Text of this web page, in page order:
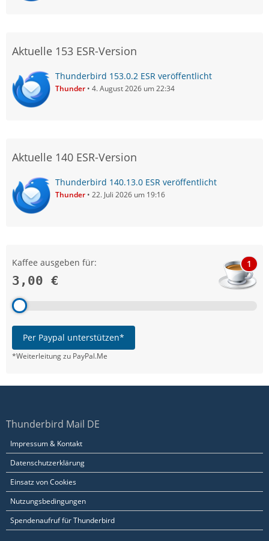
Aktuelle 153 ESR-Version
Thunderbird 153.0.2 ESR veröffentlicht
Thunder 4. August 2026 um 22:34
Aktuelle 140 ESR-Version
Thunderbird 140.13.0 ESR veröffentlicht
Thunder 22. Juli 2026 um 19:16
Kaffee ausgeben für:
3,00 €
1
Per Paypal unterstützen*
*Weiterleitung zu PayPal.Me
Thunderbird Mail DE
Impressum & Kontakt
Datenschutzerklärung
Einsatz von Cookies
Nutzungsbedingungen
Spendenaufruf für Thunderbird